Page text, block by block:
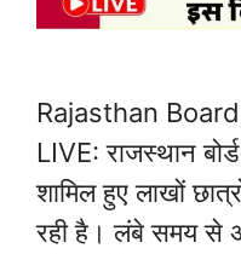
Rajasthan
LIVE: राजस्थान
शामिल हुए लाखों
रही है। लंबे समय से